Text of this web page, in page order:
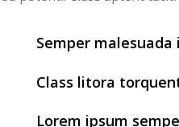
Semper
Class litora
Lorem ipsum